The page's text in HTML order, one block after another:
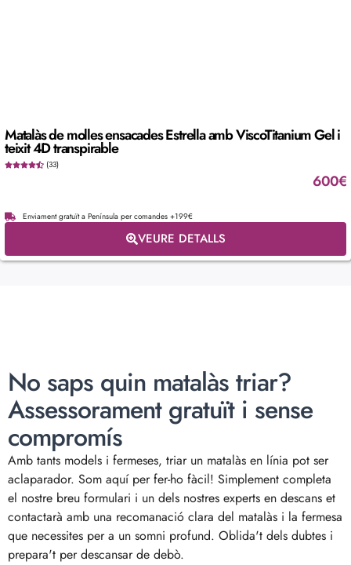
Matalàs de molles ensacades Estrella amb ViscoTitanium Gel i
teixit 4D transpirable
(33)
600€
Enviament gratuït a Península per comandes +199€
VEURE DETALLS
No saps quin matalàs triar?
Assessorament gratuït i sense
compromís
Amb tants models i fermeses, triar un matalàs en línia pot ser
aclaparador. Som aquí per fer-ho fàcil! Simplement completa
el nostre breu formulari i un dels nostres experts en descans et
contactarà amb una recomanació clara del matalàs i la fermesa
que necessites per a un somni profund. Oblida't dels dubtes i
prepara't per descansar de debò.